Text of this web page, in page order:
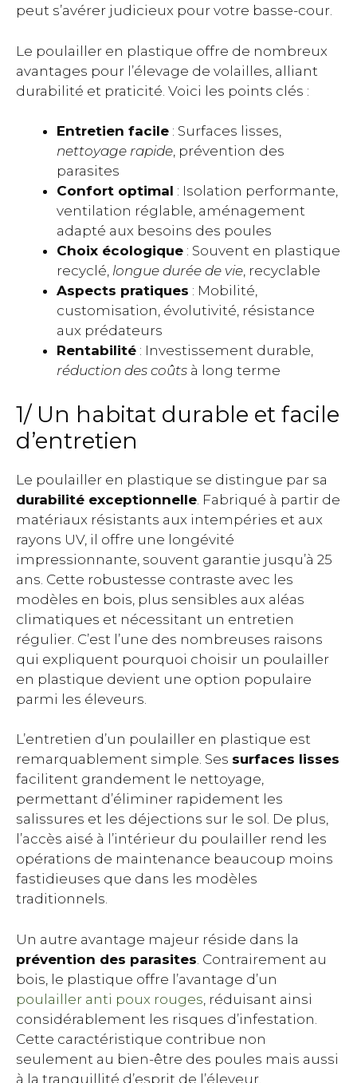
peut s’avérer judicieux pour votre basse-cour.
Le poulailler en plastique offre de nombreux
avantages pour l’élevage de volailles, alliant
durabilité et praticité. Voici les points clés :
Entretien facile : Surfaces lisses,
nettoyage rapide, prévention des
parasites
Confort optimal : Isolation performante,
ventilation réglable, aménagement
adapté aux besoins des poules
Choix écologique : Souvent en plastique
recyclé, longue durée de vie, recyclable
Aspects pratiques : Mobilité,
customisation, évolutivité, résistance
aux prédateurs
Rentabilité : Investissement durable,
réduction des coûts à long terme
1/ Un habitat durable et facile
d’entretien
Le poulailler en plastique se distingue par sa
durabilité exceptionnelle . Fabriqué à partir de
matériaux résistants aux intempéries et aux
rayons UV, il offre une longévité
impressionnante, souvent garantie jusqu’à 25
ans. Cette robustesse contraste avec les
modèles en bois, plus sensibles aux aléas
climatiques et nécessitant un entretien
régulier. C’est l’une des nombreuses raisons
qui expliquent pourquoi choisir un poulailler
en plastique devient une option populaire
parmi les éleveurs.
L’entretien d’un poulailler en plastique est
remarquablement simple. Ses surfaces lisses
facilitent grandement le nettoyage,
permettant d’éliminer rapidement les
salissures et les déjections sur le sol. De plus,
l’accès aisé à l’intérieur du poulailler rend les
opérations de maintenance beaucoup moins
fastidieuses que dans les modèles
traditionnels.
Un autre avantage majeur réside dans la
prévention des parasites . Contrairement au
bois, le plastique offre l’avantage d’un
poulailler anti poux rouges , réduisant ainsi
considérablement les risques d’infestation.
Cette caractéristique contribue non
seulement au bien-être des poules mais aussi
à la tranquillité d’esprit de l’éleveur.